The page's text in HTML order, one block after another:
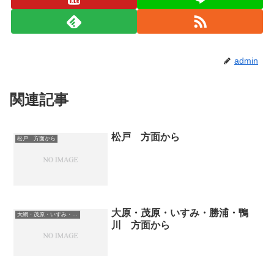
admin
関連記事
松戸 方面から 松戸 方面から
大原・茂原・いすみ・勝浦・鴨
川 方面から